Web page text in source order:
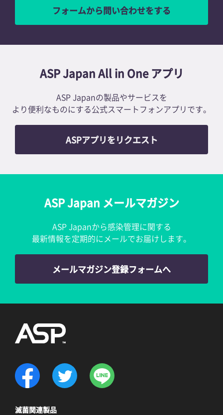
フォームから問い合わせをする
ASP Japan All in One アプリ
ASP Japanの製品やサービスを
より便利なものにする公式スマートフォンアプリです。
ASPアプリをリクエスト
ASP Japan メールマガジン
ASP Japanから感染管理に関する
最新情報を定期的にメールでお届けします。
メールマガジン登録フォームへ
滅菌関連製品